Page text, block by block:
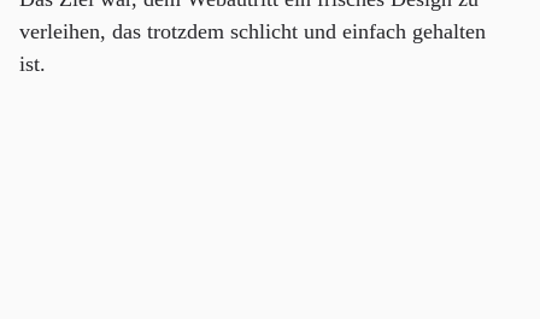
verleihen, das trotzdem schlicht und einfach gehalten
ist.